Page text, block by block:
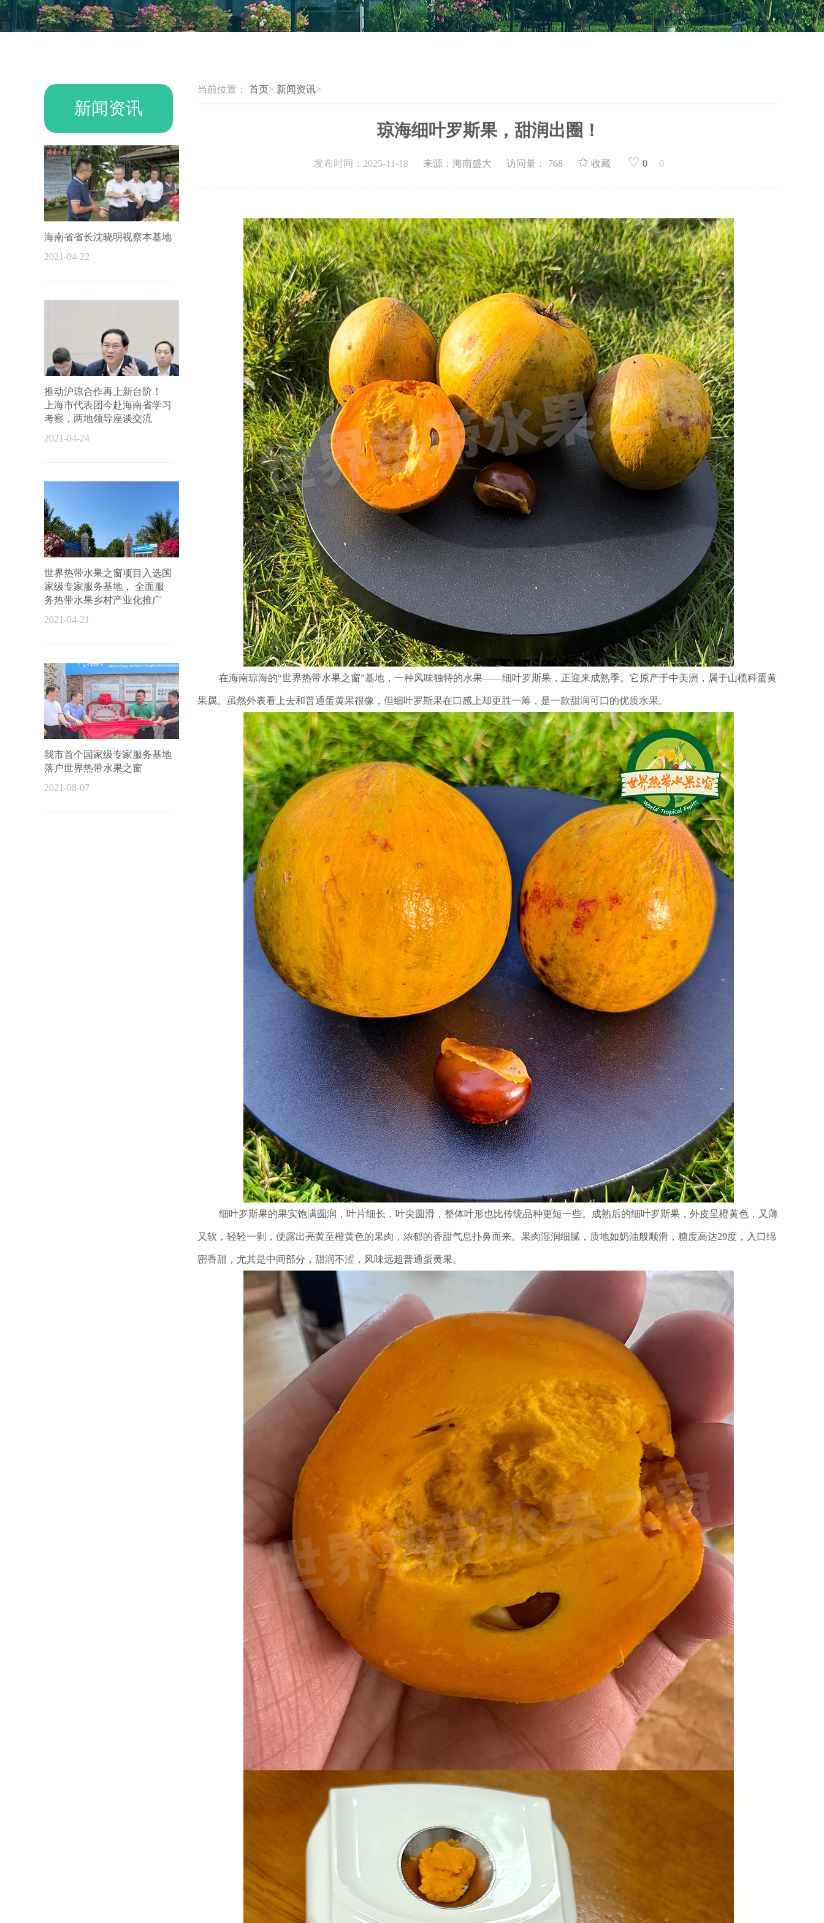
新闻资讯
海南省省长沈晓明视察本基地
2021-04-22
推动沪琼合作再上新台阶！
上海市代表团今赴海南省学习
考察，两地领导座谈交流
2021-04-24
世界热带水果之窗项目入选国
家级专家服务基地， 全面服
务热带水果乡村产业化推广
2021-04-21
我市首个国家级专家服务基地
落户世界热带水果之窗
2021-08-07
当前位置： 首页> 新闻资讯>
琼海细叶罗斯果，甜润出圈！
发布时间：2025-11-18 来源：海南盛大 访问量： 768 ✩ 收藏 ♡ 0 0
在海南琼海的“世界热带水果之窗”基地，一种风味独特的水果——细叶罗斯果，正迎来成熟季。它原产于中美洲，属于山榄科蛋黄
果属。虽然外表看上去和普通蛋黄果很像，但细叶罗斯果在口感上却更胜一筹，是一款甜润可口的优质水果。
细叶罗斯果的果实饱满圆润，叶片细长，叶尖圆滑，整体叶形也比传统品种更短一些。成熟后的细叶罗斯果，外皮呈橙黄色，又薄
又软，轻轻一剥，便露出亮黄至橙黄色的果肉，浓郁的香甜气息扑鼻而来。果肉湿润细腻，质地如奶油般顺滑，糖度高达29度，入口绵
密香甜，尤其是中间部分，甜润不涩，风味远超普通蛋黄果。